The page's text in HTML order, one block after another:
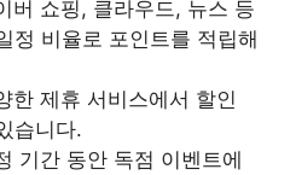
버 쇼핑, 클라우드, 뉴스 등
정 비율로 포인트를 적립해
한 제휴 서비스에서 할인
습니다.
기간 동안 독점 이벤트에